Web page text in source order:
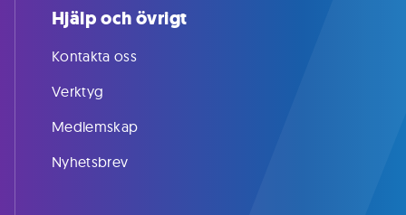
Hjälp och övrigt
Kontakta oss
Verktyg
Medlemskap
Nyhetsbrev